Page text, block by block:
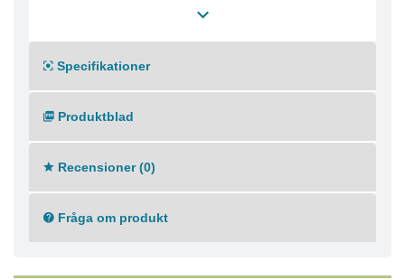
Specifikationer
Produktblad
Recensioner (0)
Fråga om produkt